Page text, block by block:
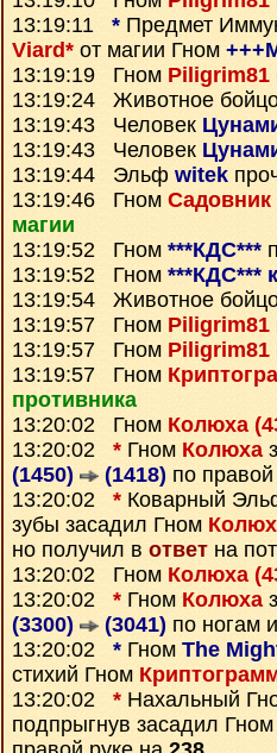
13:19:11 * Предмет
Viard* от магии Гном
13:19:19 Гном Piligrim81
13:19:24 Животное
13:19:43 Человек
13:19:43 Человек
13:19:44 Эльф witek
13:19:46 Гном Садовник
магии
13:19:52 Гном ***КДС***
13:19:52 Гном ***КДС***
13:19:54 Животное
13:19:57 Гном Piligrim81
13:19:57 Гном Piligrim81
13:19:57 Гном
противника
13:20:02 Гном Колюха
13:20:02 * Гном Колюха
(1450)
(1418) по правой
13:20:02 * Коварный
зубы засадил Гном
но получил в ответ на
13:20:02 Гном Колюха
13:20:02 * Гном Колюха
(3300)
(3041) по ногам
13:20:02 * Гном The
стихий Гном
13:20:02 * Нахальный
подпрыгнув засадил Гном